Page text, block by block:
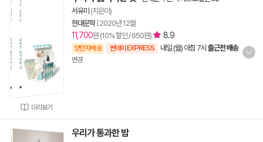
미리보기
서유미 (지은이)
현대문학| 2020년 12월
11,700원 (10% 할인 / 650원) 8.9
양탄자배송 썬데이 EXPRESS 내일 (월) 아침 7시 출근전 배송
변경
우리가 통과한 밤